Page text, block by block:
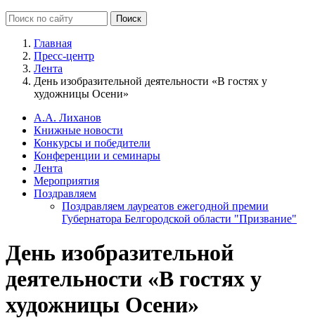
Главная
Пресс-центр
Лента
День изобразительной деятельности «В гостях у
художницы Осени»
А.А. Лиханов
Книжные новости
Конкурсы и победители
Конференции и семинары
Лента
Мероприятия
Поздравляем
Поздравляем лауреатов ежегодной премии
Губернатора Белгородской области "Призвание"
День изобразительной
деятельности «В гостях у
художницы Осени»